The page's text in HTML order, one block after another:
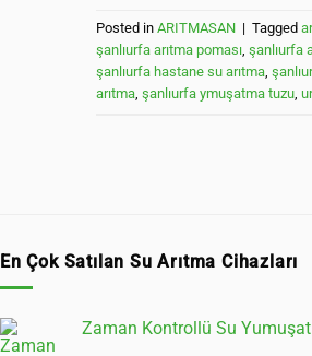
Posted in ARITMASAN | Tagged
şanlıurfa arıtma poması, şanlıurfa
şanlıurfa hastane su arıtma,
arıtma, şanlıurfa ymuşatma tuzu,
En Çok Satılan Su Arıtma Cihazları
Zaman Kontrollü Su